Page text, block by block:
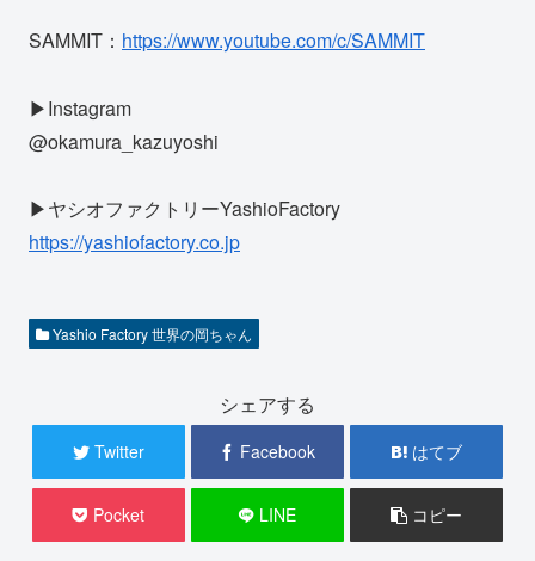
SAMMIT： https://www.youtube.com/c/SAMMIT
▶Instagram
@okamura_kazuyoshi
▶ヤシオファクトリーYashioFactory
https://yashiofactory.co.jp
Yashio Factory 世界の岡ちゃん
シェアする
Twitter Facebook はてブ
Pocket LINE コピー